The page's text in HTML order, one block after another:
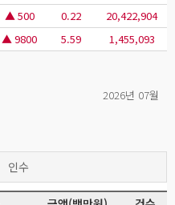
▲ 500 0.22
20,422,904
▲ 9800 5.59 1,455,093
2026년 07월
인수